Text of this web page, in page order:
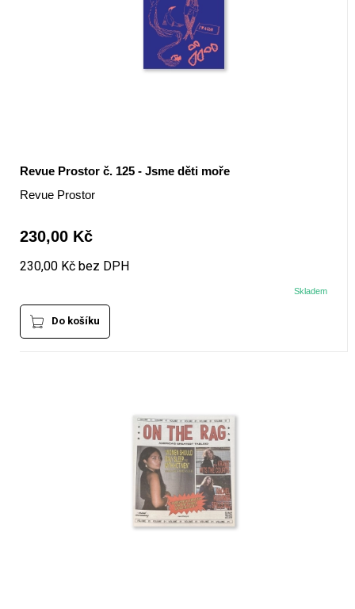
Revue Prostor č. 125 - Jsme děti moře
Revue Prostor
230,00 Kč
230,00 Kč bez DPH
Skladem
Do košíku